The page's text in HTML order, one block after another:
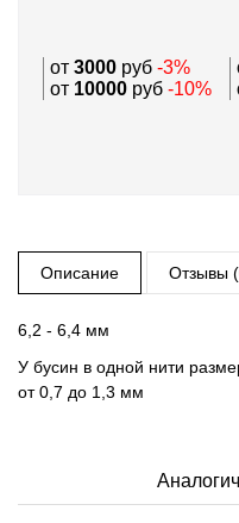
от 3000 руб -3%
от 10000 руб -10%
Описание Отзывы
6,2 - 6,4 мм
У бусин в одной нити
от 0,7 до 1,3 мм